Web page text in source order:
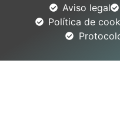
Aviso legal
Política de